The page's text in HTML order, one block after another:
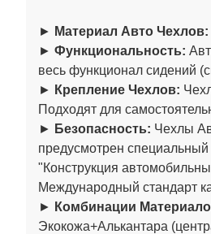
► Материал Авто Чехлов:
► Функциональность:
весь функционал сидений
► Крепление Чехлов:
Подходят для
► Безопасность: Чехлы
предусмотрен
"Конструкция
Международный стандарт
► Комбинации
Экокожа+Алькантара